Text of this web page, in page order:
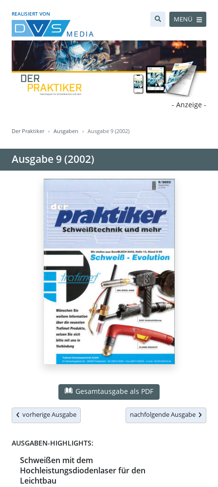
REALISIERT VON
MENÜ
- Anzeige -
Der Praktiker Ausgaben Ausgabe 9 (2002)
Ausgabe 9 (2002)
Gesamtausgabe als PDF
vorherige Ausgabe nachfolgende Ausgabe
AUSGABEN-HIGHLIGHTS:
Schweißen mit dem
Hochleistungsdiodenlaser für den
Leichtbau